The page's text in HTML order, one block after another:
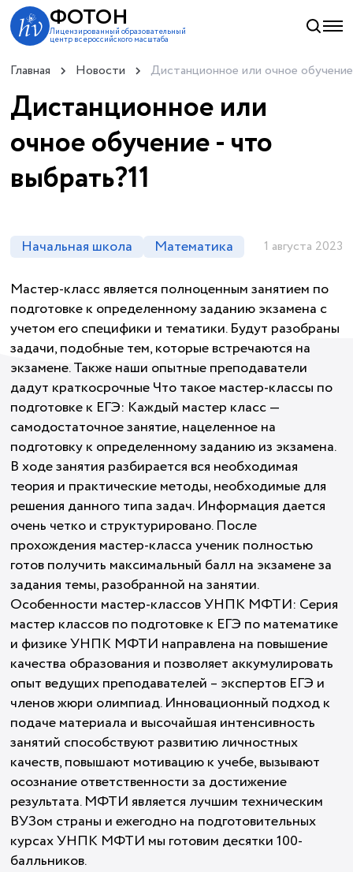
ФОТОН
Лицензированный образовательный
центр всероссийского масштаба
Главная Новости Дистанционное или очное
Дистанционное или
очное обучение - что
выбрать?11
Начальная школа Математика 1 августа 2023
Мастер-класс является полноценным занятием по
подготовке к определенному заданию экзамена с
учетом его специфики и тематики. Будут разобраны
задачи, подобные тем, которые встречаются на
экзамене. Также наши опытные преподаватели
дадут краткосрочные Что такое мастер-классы по
подготовке к ЕГЭ: Каждый мастер класс —
самодостаточное занятие, нацеленное на
подготовку к определенному заданию из экзамена.
В ходе занятия разбирается вся необходимая
теория и практические методы, необходимые для
решения данного типа задач. Информация дается
очень четко и структурировано. После
прохождения мастер-класса ученик полностью
готов получить максимальный балл на экзамене за
задания темы, разобранной на занятии.
Особенности мастер-классов УНПК МФТИ: Серия
мастер классов по подготовке к ЕГЭ по математике
и физике УНПК МФТИ направлена на повышение
качества образования и позволяет аккумулировать
опыт ведущих преподавателей – экспертов ЕГЭ и
членов жюри олимпиад. Инновационный подход к
подаче материала и высочайшая интенсивность
занятий способствуют развитию личностных
качеств, повышают мотивацию к учебе, вызывают
осознание ответственности за достижение
результата. МФТИ является лучшим техническим
ВУЗом страны и ежегодно на подготовительных
курсах УНПК МФТИ мы готовим десятки 100-
балльников.